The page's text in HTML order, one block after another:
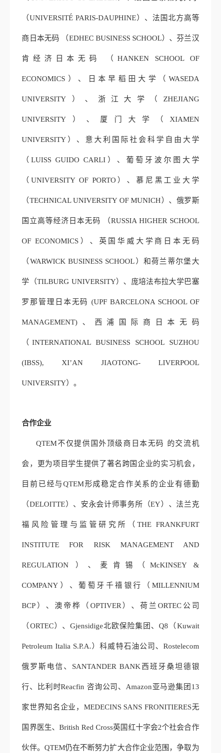
（UNIVERSITÉ PARIS-DAUPHINE）、法国北方高等
商日本无码 （EDHEC BUSINESS SCHOOL）、芬兰汉
肯经济日本无码 （HANKEN SCHOOL OF
ECONOMICS）、日本早稻田大学（WASEDA
UNIVERSITY）、浙江大学（ZHEJIANG
UNIVERSITY）、厦门大学（XIAMEN
UNIVERSITY）、意大利国际社会科学自由大学
（LUISS GUIDO CARLI）、葡萄牙波尔图大学
（UNIVERSITY OF PORTO）、慕尼黑工业大学
（TECHNICAL UNIVERSITY OF MUNICH）、俄罗斯
国立高等经济日本无码 （RUSSIA HIGHER SCHOOL
OF ECONOMICS）、英国华威大学商日本无码
（WARWICK BUSINESS SCHOOL）和荷兰蒂尔堡大
学（TILBURG UNIVERSITY）、庞培法布拉大学巴塞
罗那管理日本无码 (UPF BARCELONA SCHOOL OF
MANAGEMENT)、西浦国际商日本无码
（INTERNATIONAL BUSINESS SCHOOL SUZHOU
(IBSS), XI’AN JIAOTONG- LIVERPOOL
UNIVERSITY）。
合作企业
QTEM不仅提供国外顶级商日本无码 的交流机
会，更为项目学生提供了著名跨国企业的实习机会，
目前已经与QTEM形成稳定合作关系的企业有德勤
（DELOITTE）、安永会计师事务所（EY）、法兰克
福风险管理与监管研究所（THE FRANKFURT
INSTITUTE FOR RISK MANAGEMENT AND
REGULATION ）、麦肯锡（McKINSEY &
COMPANY）、葡萄牙千禧银行（MILLENNIUM
BCP）、澳帝桦（OPTIVER）、荷兰ORTEC公司
（ORTEC）、Gjensidige北欧保险集团、Q8（Kuwait
Petroleum Italia S.P.A.）科威特石油公司、Rostelecom
俄罗斯电信、SANTANDER BANK西班牙桑坦德银
行、比利时Reacfin 咨询公司、Amazon亚马逊集团13
家世界知名企业，MEDECINS SANS FRONITIERES无
国界医生、British Red Cross英国红十字会2个社会合作
伙伴。QTEM仍在不断努力扩大合作企业范围，争取为